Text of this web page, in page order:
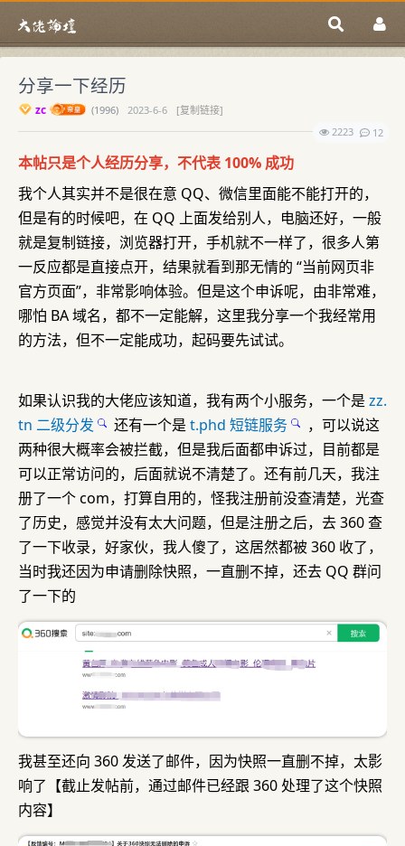
分享一下经历
zc (1996) 2023-6-6
[复制链接]
2223
12
本帖只是个人经历分享，不代表 100% 成功
我个人其实并不是很在意 QQ、微信里面能不能打开的，
但是有的时候吧，在 QQ 上面发给别人，电脑还好，一般
就是复制链接，浏览器打开，手机就不一样了，很多人第
一反应都是直接点开，结果就看到那无情的 “当前网页非
官方页面”，非常影响体验。但是这个申诉呢，由非常难，
哪怕 BA 域名，都不一定能解，这里我分享一个我经常用
的方法，但不一定能成功，起码要先试试。
如果认识我的大佬应该知道，我有两个小服务，一个是 zz.
tn 二级分发
还有一个是 t.phd 短链服务
，可以说这
两种很大概率会被拦截，但是我后面都申诉过，目前都是
可以正常访问的，后面就说不清楚了。还有前几天，我注
册了一个 com，打算自用的，怪我注册前没查清楚，光查
了历史，感觉并没有太大问题，但是注册之后，去 360 查
了一下收录，好家伙，我人傻了，这居然都被 360 收了，
当时我还因为申请删除快照，一直删不掉，还去 QQ 群问
了一下的
我甚至还向 360 发送了邮件，因为快照一直删不掉，太影
响了【截止发帖前，通过邮件已经跟 360 处理了这个快照
内容】